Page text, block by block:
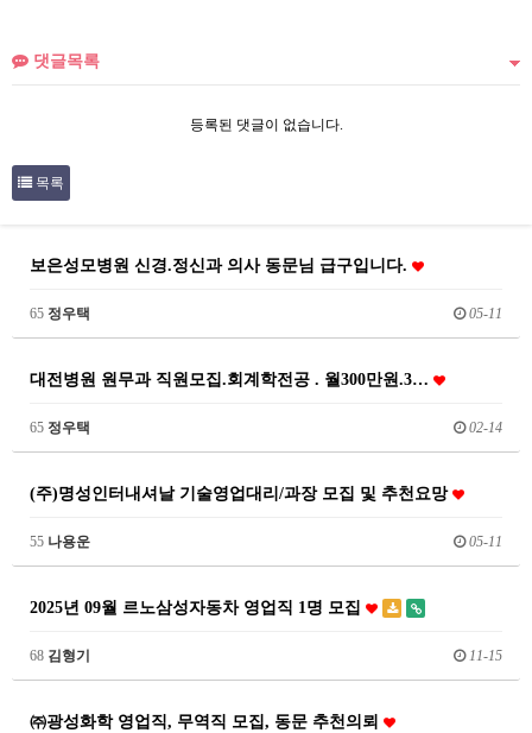
댓글목록
등록된 댓글이 없습니다.
목록
보은성모병원 신경.정신과 의사 동문님 급구입니다.
65 정우택 05-11
대전병원 원무과 직원모집.회계학전공 . 월300만원.3…
65 정우택 02-14
(주)명성인터내셔날 기술영업대리/과장 모집 및 추천요망
55 나용운 05-11
2025년 09월 르노삼성자동차 영업직 1명 모집
68 김형기 11-15
㈜광성화학 영업직, 무역직 모집, 동문 추천의뢰